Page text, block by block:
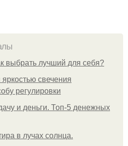
выбрать лучший для себя?
свечения
регулировки
и деньги. Топ-5 денежных
в лучах солнца.